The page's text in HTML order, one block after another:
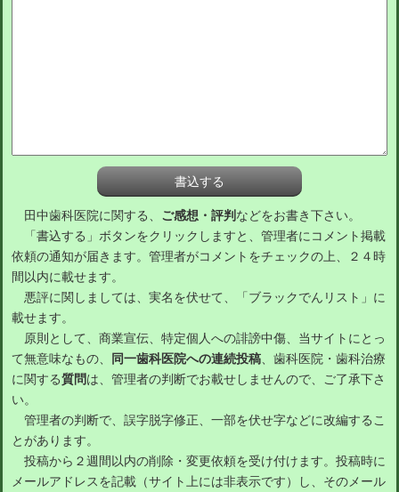
田中歯科医院に関する、 ご感想・評判 などをお書き下さい。
「書込する」ボタンをクリックしますと、管理者にコメント掲載
依頼の通知が届きます。管理者がコメントをチェックの上、２４時
間以内に載せます。
悪評に関しましては、実名を伏せて、「ブラックでんリスト」に
載せます。
原則として、商業宣伝、特定個人への誹謗中傷、当サイトにとっ
て無意味なもの、
同一歯科医院への連続投稿、歯科医院・歯科治療
に関する質問は、管理者の判断でお載せしませんので、ご了承下さ
い。
管理者の判断で、誤字脱字修正、一部を伏せ字などに改編するこ
とがあります。
投稿から２週間以内の削除・変更依頼を受け付けます。投稿時に
メールアドレスを記載（サイト上には非表示です）し、そのメール